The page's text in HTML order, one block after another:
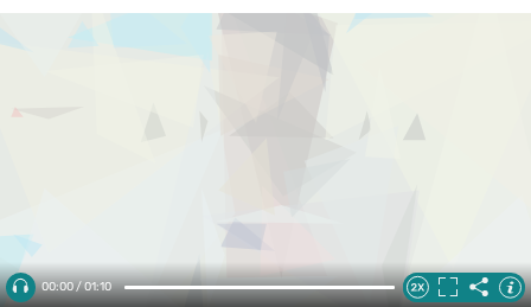
00:00 / 01:10